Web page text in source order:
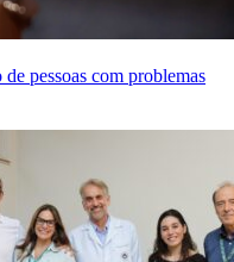
pessoas com problemas